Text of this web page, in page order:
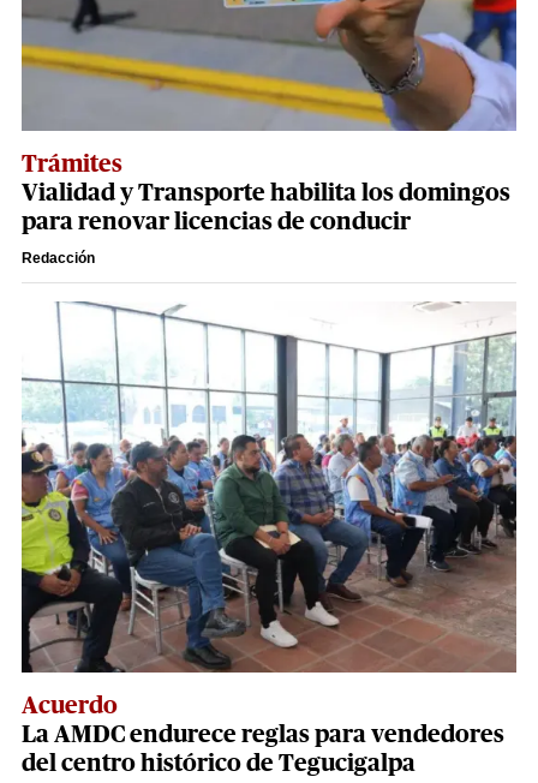
Trámites
Vialidad y Transporte habilita los domingos
para renovar licencias de conducir
Redacción
Acuerdo
La AMDC endurece reglas para vendedores
del centro histórico de Tegucigalpa